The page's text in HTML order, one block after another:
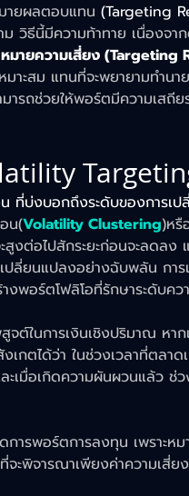
ายผลตอบแทน (Targeting
ม วิธีนี้มีความท้าทาย เนื่องจ
หมายความเสี่ยง (Targeting
มาะสม แทนที่จะพยายามทำ
มารถช่วยให้พอร์ตมีความเสถี
ที่บ่งบอกถึงระดับของการเ
น(Volatility Clustering)หรื
ต่อไปสักระยะก่อนจะลดลง
ปลี่ยนแปลงอย่างฉับพลัน กา
งพอร์ตโฟลิโอที่รักษาระดับคว
จต์ในการเงินเชิงปริมาณ หา
งเกตได้ว่า ในช่วงเวลาที่ตลา
ะเมื่อเกิดความผันผวนแล้ว ช่
รพอร์ตการลงทุน เพราะหม
ะพิจารณาเพียงค่าความเสี่ย